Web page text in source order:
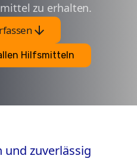
zu erhalten.
arrow_downward
Hilfsmitteln
und zuverlässig